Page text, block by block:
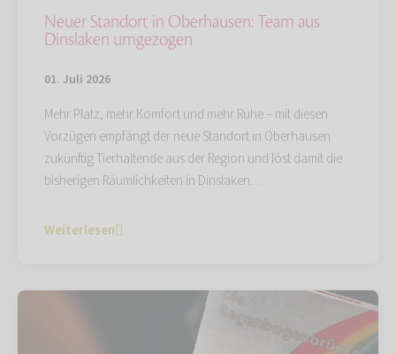
Neuer Standort in Oberhausen: Team aus
Dinslaken umgezogen
01. Juli 2026
Mehr Platz, mehr Komfort und mehr Ruhe – mit diesen
Vorzügen empfängt der neue Standort in Oberhausen
zukünftig Tierhaltende aus der Region und löst damit die
bisherigen Räumlichkeiten in Dinslaken…
Weiterlesen